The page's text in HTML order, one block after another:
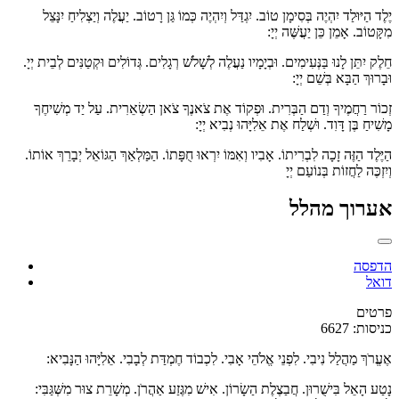
יֶלֶד הַיּוּלַד יִהְיֶה בְּסִימָן טוֹב. יִגְדַּל וְיִהְיֶה כְּמוֹ גַּן רָטוֹב. יַעֲלֶה וְיַצְלִיחַ יִנָּצֵל
מִקָּטוֹב. אָמֵן כֵּן יַעֲשֶּׁה יְיָ:
חֵלֶק יִתֵּן לָנוּ בַּנְּעִימִים. וּבְיָמָיו נַעֲלֶה לְשָׁלֹשׁ רְגָלִים. גְּדוֹלִים וּקְטַנִּים לְבֵית יְיָ.
וּבָרוּךְ הַבָּא בְּשֵׁם יְיָ:
זְכוֹר רַחֲמֶיךָ וְדַם הַבְּרִית. וּפְקוֹד אֶת צֹאנֶךָ צֹאן הַשְׂאֵרִית. עַל יַד מְשִׁיחֶךָ
מָשִׁיחַ בֶּן דָּוִד. וּשְׁלַח אֶת אֵלִיָּהוּ נְבִיא יְיָ:
הַיֶּלֶד הַזֶּה זָכָה לִבְרִיתוֹ. אָבִיו וְאִמּוֹ יִרְאוּ חֻפָּתוֹ. הַמַּלְאַךְ הַגּוֹאֵל יְבָרֵךְ אוֹתוֹ.
וְיִזְכֶּה לַחֲזוֹת בְּנוֹעַם יְיָ
אערוך מהלל
הדפסה
דואל
פרטים
כניסות: 6627
אֶעֱרֹךְ מַהֲלַל נִיבִי. לִפְנֵי אֱלֹהֵי אָבִי. לִכְבוֹד חֶמְדַּת לְבָבִי. אֵלִיָּהוּ הַנָּבִיא:
נָטַע הָאֵל בִּישֻׁרוּן. חֲבַצֶלֶת הַשָׂרוֹן. אִישׁ מִגֶּזַע אַהֲרֹן. מְשָׁרֵת צוּר מִשְּׁגַּבִּי: